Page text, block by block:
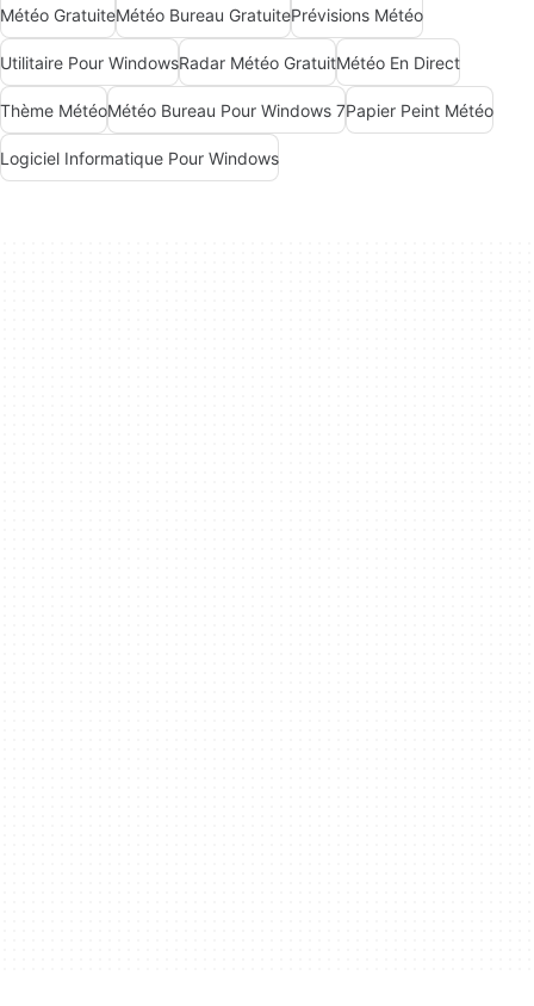
Météo GratuiteMétéo Bureau GratuitePrévisions Météo
Utilitaire Pour WindowsRadar Météo GratuitMétéo En Direct
Thème MétéoMétéo Bureau Pour Windows 7Papier Peint Météo
Logiciel Informatique Pour Windows